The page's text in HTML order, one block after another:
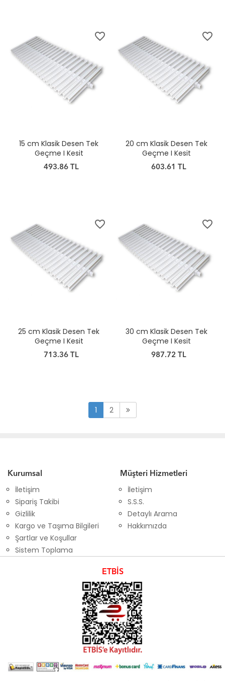
favorite_border
15 cm Klasik Desen Tek
Geçme I Kesit
493.86 TL
favorite_border
20 cm Klasik Desen Tek
Geçme I Kesit
603.61 TL
favorite_border
25 cm Klasik Desen Tek
Geçme I Kesit
713.36 TL
favorite_border
30 cm Klasik Desen Tek
Geçme I Kesit
987.72 TL
1 2
Kurumsal
İletişim
Sipariş Takibi
Gizlilik
Kargo ve Taşıma Bilgileri
Şartlar ve Koşullar
Sistem Toplama
Müşteri Hizmetleri
İletişim
S.S.S.
Detaylı Arama
Hakkımızda
ETBİS